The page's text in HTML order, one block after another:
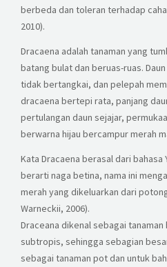
berbeda dan toleran terhadap
2010).
Dracaena adalah tanaman yang
batang bulat dan beruas-ruas.
tidak bertangkai, dan pelepah
dracaena bertepi rata, panjang
pertulangan daun sejajar,
berwarna hijau bercampur merah
Kata Dracaena berasal dari bahasa
berarti naga betina, nama ini
merah yang dikeluarkan dari
Warneckii, 2006).
Draceana dikenal sebagai
subtropis, sehingga sebagian
sebagai tanaman pot dan untuk